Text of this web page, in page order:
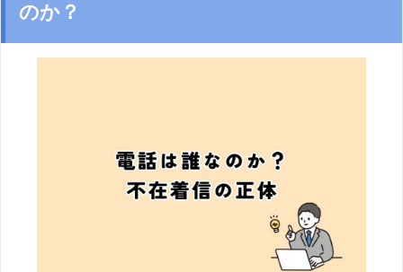
のか？